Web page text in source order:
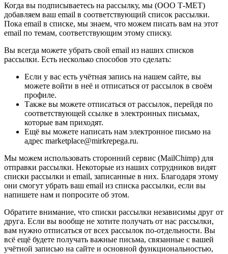
Когда вы подписываетесь на рассылку, мы (ООО Т-МЕТ)
добавляем ваш email в соответствующий список рассылки.
Пока email в списке, мы знаем, что можем писать вам на этот
email по темам, соответствующим этому списку.
Вы всегда можете убрать свой email из наших списков
рассылки. Есть несколько способов это сделать:
Если у вас есть учётная запись на нашем сайте, вы
можете войти в неё и отписаться от рассылок в своём
профиле.
Также вы можете отписаться от рассылок, перейдя по
соответствующей ссылке в электронных письмах,
которые вам приходят.
Ещё вы можете написать нам электронное письмо на
адрес marketplace@mirkrepega.ru.
Мы можем использовать сторонний сервис (MailChimp) для
отправки рассылки. Некоторые из наших сотрудников видят
списки рассылки и email, записанные в них. Благодаря этому
они смогут убрать ваш email из списка рассылки, если вы
напишете нам и попросите об этом.
Обратите внимание, что списки рассылки независимы друг от
друга. Если вы вообще не хотите получать от нас рассылки,
вам нужно отписаться от всех рассылок по-отдельности. Вы
всё ещё будете получать важные письма, связанные с вашей
учётной записью на сайте и основной функциональностью,